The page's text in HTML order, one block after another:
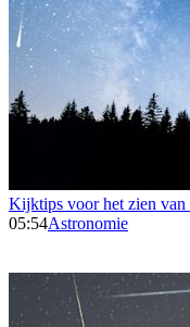
Kijktips voor het zien van
05:54Astronomie